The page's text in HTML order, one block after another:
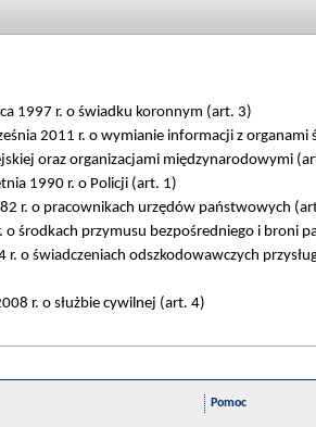
1997 r. o świadku koronnym (art. 3)
2011 r. o wymianie informacji z organami
oraz organizacjami międzynarodowymi
1990 r. o Policji (art. 1)
r. o pracownikach urzędów państwowych
o środkach przymusu bezpośredniego i broni
r. o świadczeniach odszkodowawczych
r. o służbie cywilnej (art. 4)
Pomoc